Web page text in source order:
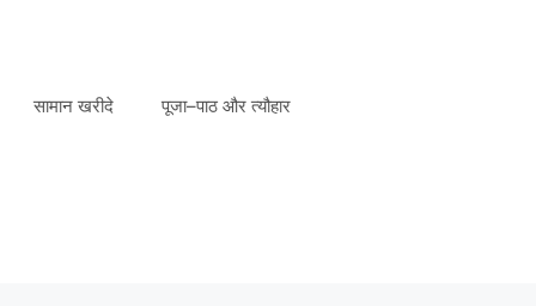
सामान खरीदे पूजा–पाठ और त्यौहार